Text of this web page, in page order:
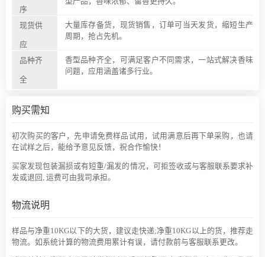
序
现货供
应
大量库存备货，现货销售，订单可当天发货，缩短生产
周期，抢占先机。
品种齐
全
香型品种齐全，可满足客户不同需求，一站式解决香味
问题，应用涵盖诸多行业。
购买需知
初次购买的客户，先申请免费样品试用，试用满意后再下单采购，也请
在试样之后，能给予意见反馈，祝合作愉快！
买家发现包装漏损或有短重/漏发的情况，可拒签收或与客服联系要求补
发或退回, 运费可由我司承担。
物流说明
样品与净重10KG以下的大货，建议走快递;净重10KG以上的货，推荐走
物流。如系统计算的物流费用累计有误，请付款前与客服联系更改。